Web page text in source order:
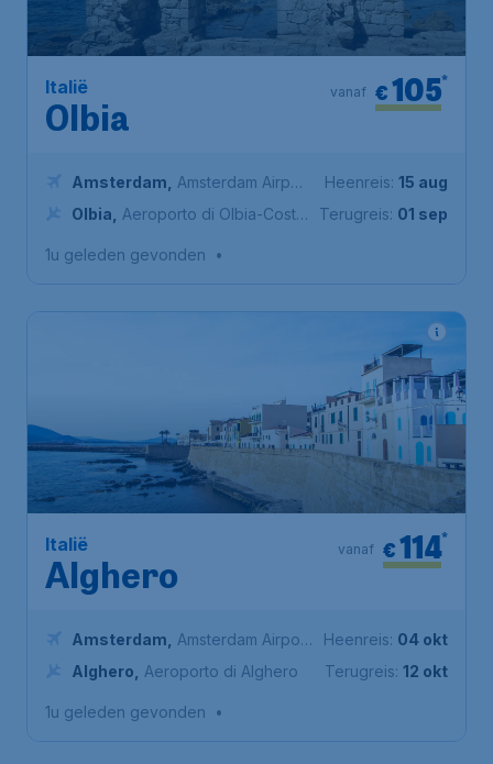
Italië
Olbia
€105*
vanaf
Amsterdam
Amsterdam Airport
Schiphol
Olbia
Aeroporto di Olbia-Costa
Heenreis: 15 aug
Terugreis: 01 sep
1u geleden gevonden •
Italië
Alghero
€114*
vanaf
Amsterdam
Amsterdam Airport
Schiphol
Alghero Aeroporto di Alghero
Heenreis: 04 okt
Terugreis: 12 okt
1u geleden gevonden •